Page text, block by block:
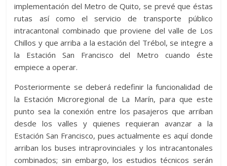
implementación del Metro de Quito, se prevé que éstas
rutas así como el servicio de transporte público
intracantonal combinado que proviene del valle de Los
Chillos y que arriba a la estación del Trébol, se integre a
la Estación San Francisco del Metro cuando éste
empiece a operar.
Posteriormente se deberá redefinir la funcionalidad de
la Estación Microregional de La Marín, para que este
punto sea la conexión entre los pasajeros que arriban
desde los valles y quienes requieran avanzar a la
Estación San Francisco, pues actualmente es aquí donde
arriban los buses intraprovinciales y los intracantonales
combinados; sin embargo, los estudios técnicos serán